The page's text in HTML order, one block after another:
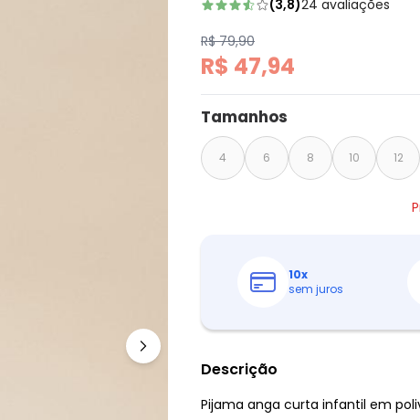
(3,8)24 avaliações
R$ 79,90
R$ 47,94
Tamanhos
4 6 8 10 12
10x
sem juros
Descrição
Pijama anga curta infantil em